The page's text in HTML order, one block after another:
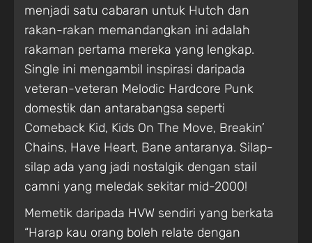
menjadi satu cabaran untuk Hutch dan
rakan-rakan memandangkan ini adalah
rakaman pertama mereka yang lengkap.
Single ini mengambil inspirasi daripada
veteran-veteran Melodic Hardcore Punk
domestik dan antarabangsa seperti
Comeback Kid, Kids On The Move, Breakin’
Chains, Have Heart, Bane antaranya. Silap-
silap ada yang jadi nostalgik dengan stail
camni yang meledak sekitar mid-2000!
Memetik daripada HVW sendiri yang berkata
“Harap kau orang boleh relate dengan